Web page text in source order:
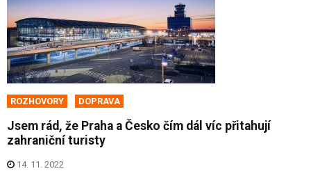
ROZHOVORY DOPRAVA
Jsem rád, že Praha a Česko čím dál víc přitahují
zahraniční turisty
14. 11. 2022